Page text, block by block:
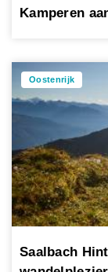
Kamperen
Oostenrijk
Saalbach